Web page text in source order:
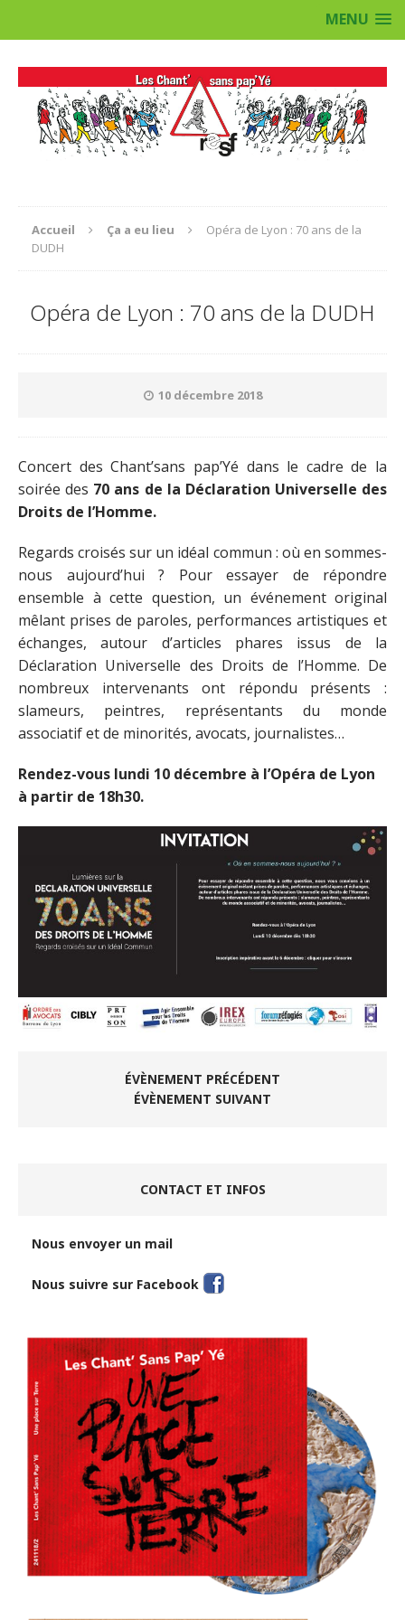
MENU
Accueil Ça a eu lieu
Opéra de Lyon : 70 ans de la
DUDH
Opéra de Lyon : 70 ans de la DUDH
10 décembre 2018
Concert des Chant’sans pap’Yé dans le cadre de la
soirée des 70 ans de la Déclaration Universelle des
Droits de l’Homme.
Regards croisés sur un idéal commun : où en sommes-
nous aujourd’hui ? Pour essayer de répondre
ensemble à cette question, un événement original
mêlant prises de paroles, performances artistiques et
échanges, autour d’articles phares issus de la
Déclaration Universelle des Droits de l’Homme. De
nombreux intervenants ont répondu présents :
slameurs, peintres, représentants du monde
associatif et de minorités, avocats, journalistes…
Rendez-vous lundi 10 décembre à l’Opéra de Lyon
à partir de 18h30.
ÉVÈNEMENT PRÉCÉDENT
ÉVÈNEMENT SUIVANT
CONTACT ET INFOS
Nous envoyer un mail
Nous suivre sur Facebook